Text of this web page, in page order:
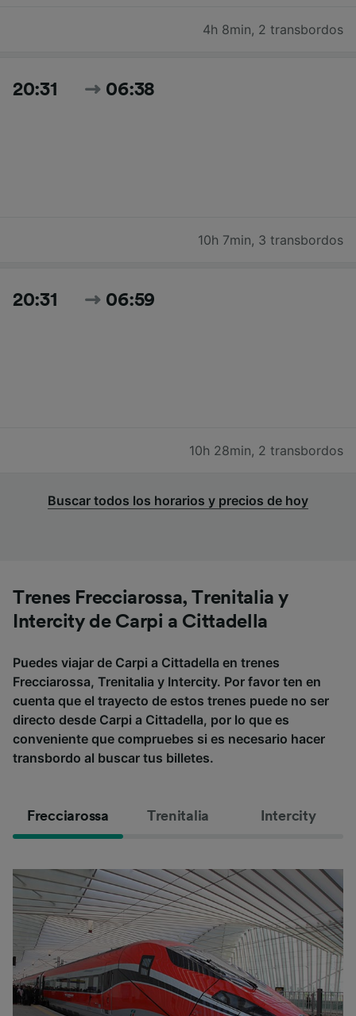
4h 8min, 2 transbordos
20:31 06:38
10h 7min, 3 transbordos
20:31 06:59
10h 28min, 2 transbordos
Buscar todos los horarios y precios de hoy
Trenes Frecciarossa, Trenitalia y
Intercity de Carpi a Cittadella
Puedes viajar de Carpi a Cittadella en trenes
Frecciarossa, Trenitalia y Intercity. Por favor ten en
cuenta que el trayecto de estos trenes puede no ser
directo desde Carpi a Cittadella, por lo que es
conveniente que compruebes si es necesario hacer
transbordo al buscar tus billetes.
Frecciarossa Trenitalia Intercity